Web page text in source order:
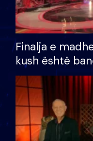
Finalja e
kush është
shtëpinë dhe
të fituar